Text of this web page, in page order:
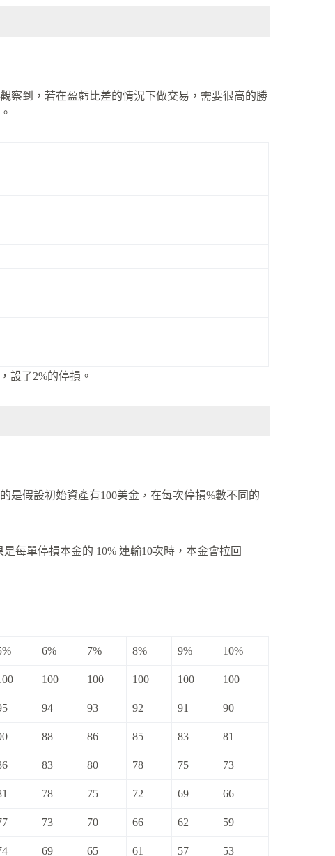
察到，若在盈虧比差的情況下做交易，需要很高的勝
設了2%的停損。
是假設初始資產有100美金，在每次停損%數不同的
每單停損本金的 10% 連輸10次時，本金會拉回
6% 7% 8% 9% 10%
100 100 100 100 100
94 93 92 91 90
88 86 85 83 81
83 80 78 75 73
78 75 72 69 66
73 70 66 62 59
69 65 61 57 53